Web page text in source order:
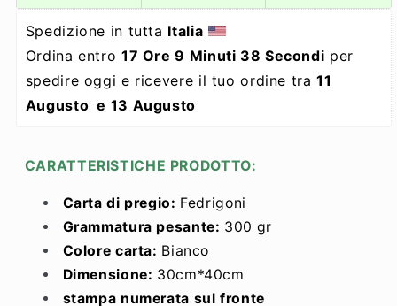
Spedizione in tutta Italia
Ordina entro 17 Ore 9 Minuti 37 Secondi per
spedire oggi e ricevere il tuo ordine tra 11
Augusto  e 13 Augusto
CARATTERISTICHE PRODOTTO:
Carta di pregio: Fedrigoni
Grammatura pesante: 300 gr
Colore carta: Bianco
Dimensione: 30cm*40cm
stampa numerata sul fronte